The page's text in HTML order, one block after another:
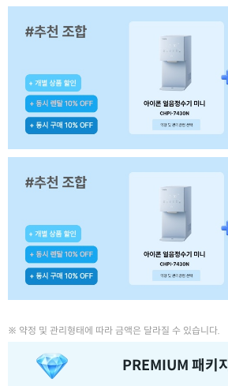
※ 약정 및 관리형태에 따라 금액은 달라질 수 있습니다.
PREMIUM 패키지